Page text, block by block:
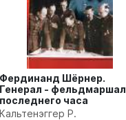
Фердинанд Шёрнер.
Генерал - фельдмаршал
последнего часа
Кальтенэггер Р.